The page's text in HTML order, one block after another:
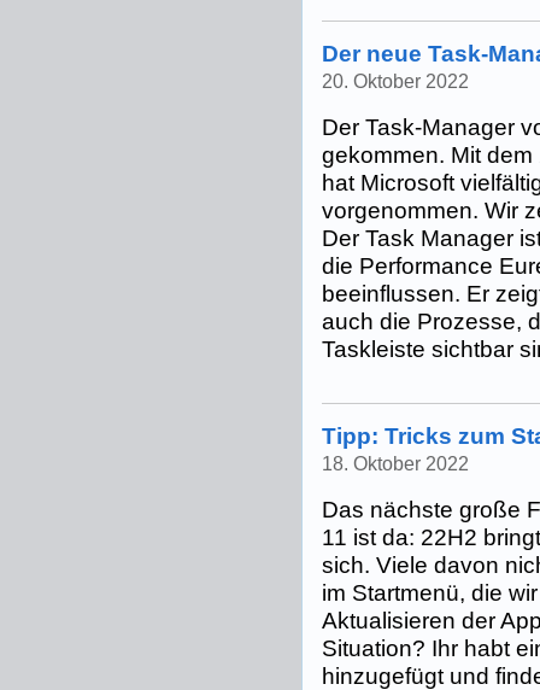
Der neue Task-
20. Oktober 2022
Der Task-Manager
gekommen. Mit
hat Microsoft
vorgenommen. Wir
Der Task Manager
die Performance
beeinflussen. Er
auch die Prozesse,
Taskleiste sichtbar
Tipp: Tricks zum
18. Oktober 2022
Das nächste große
11 ist da: 22H2
sich. Viele davon
im Startmenü, die
Aktualisieren der
Situation? Ihr habt
hinzugefügt und